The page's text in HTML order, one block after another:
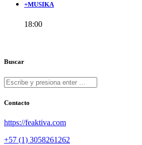
+MUSIKA
18:00
Buscar
Contacto
https://feaktiva.com
+57 (1) 3058261262